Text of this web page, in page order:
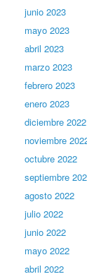
junio 2023
mayo 2023
abril 2023
marzo 2023
febrero 2023
enero 2023
diciembre 2022
noviembre
octubre 2022
septiembre
agosto 2022
julio 2022
junio 2022
mayo 2022
abril 2022